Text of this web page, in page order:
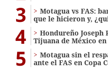
3
Motagua vs FAS:
que le hicieron y,
4
Hondureño Joseph
Tijuana de México en
5
Motagua sin el
ante el FAS en Copa